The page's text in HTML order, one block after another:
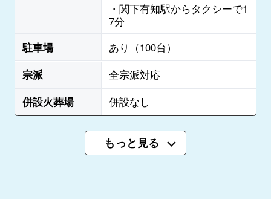
・関下有知駅からタクシーで1
7分
駐車場
あり（100台）
宗派
全宗派対応
併設火葬場
併設なし
もっと見る